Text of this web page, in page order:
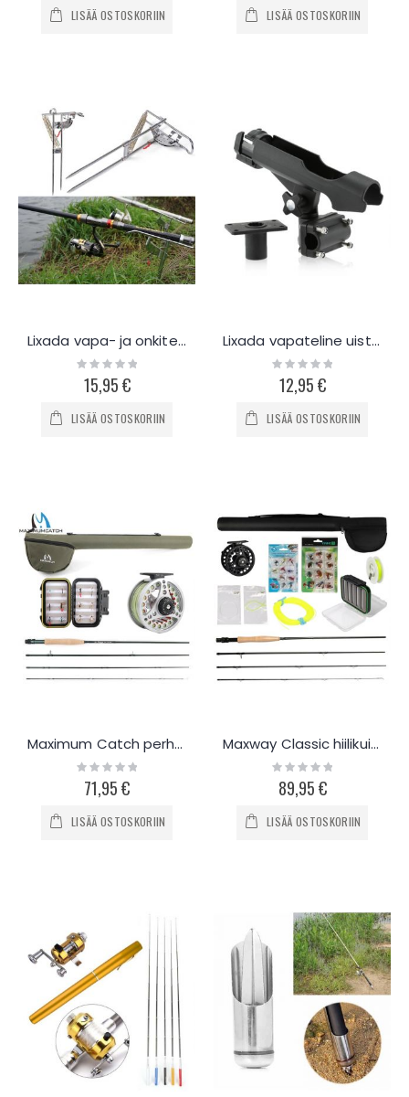
LISÄÄ OSTOSKORIIN LISÄÄ OSTOSKORIIN
Lixada vapa- ja onkiteline maahan
Rating:
0%
15,95 €
LISÄÄ OSTOSKORIIN
Lixada vapateline uisteluun
Rating:
0%
12,95 €
LISÄÄ OSTOSKORIIN
Maximum Catch perhosetti 5/6/8
Rating:
0%
71,95 €
LISÄÄ OSTOSKORIIN
Maxway Classic hiilikuitu perhokalastus -setti
Rating:
0%
89,95 €
LISÄÄ OSTOSKORIIN